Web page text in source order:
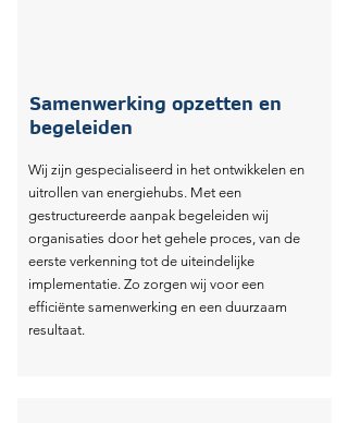
Samenwerking opzetten en
begeleiden
Wij zijn gespecialiseerd in het ontwikkelen en
uitrollen van energiehubs. Met een
gestructureerde aanpak begeleiden wij
organisaties door het gehele proces, van de
eerste verkenning tot de uiteindelijke
implementatie. Zo zorgen wij voor een
efficiënte samenwerking en een duurzaam
resultaat.